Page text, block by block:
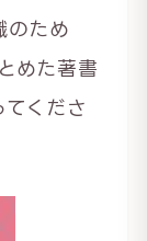
のため
めた著書
くださ